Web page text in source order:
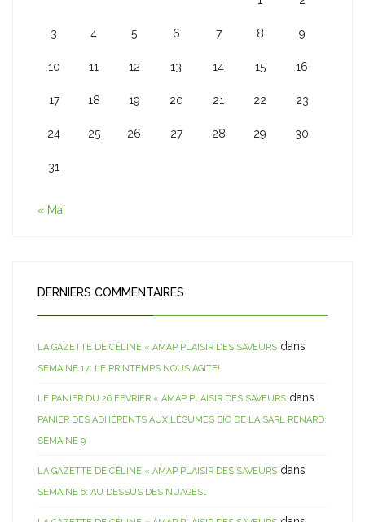
3 4 5 6 7 8 9
10 11 12 13 14 15 16
17 18 19 20 21 22 23
24 25 26 27 28 29 30
31
« Mai
DERNIERS COMMENTAIRES
LA GAZETTE DE CÉLINE « AMAP PLAISIR DES SAVEURS dans
SEMAINE 17: LE PRINTEMPS NOUS AGITE!
LE PANIER DU 26 FÉVRIER « AMAP PLAISIR DES SAVEURS dans
PANIER DES ADHÉRENTS AUX LÉGUMES BIO DE LA SARL RENARD:
SEMAINE 9
LA GAZETTE DE CÉLINE « AMAP PLAISIR DES SAVEURS dans
SEMAINE 6: AU DESSUS DES NUAGES…